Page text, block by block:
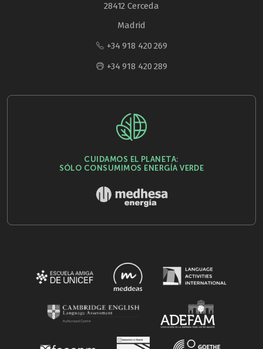
28412 Cerceda
Madrid
+34 918 420 269
+34 918 420 289
CUIDAMOS EL PLANETA:
SÓLO CONSUMIMOS ENERGÍA VERDE